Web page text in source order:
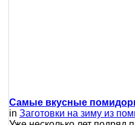
Самые вкусные
in Заготовки на зиму из